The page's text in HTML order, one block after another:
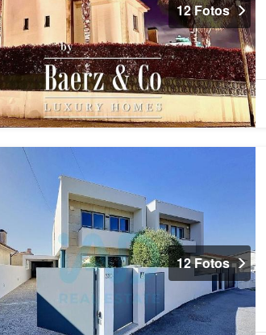
12 Fotos
12 Fotos